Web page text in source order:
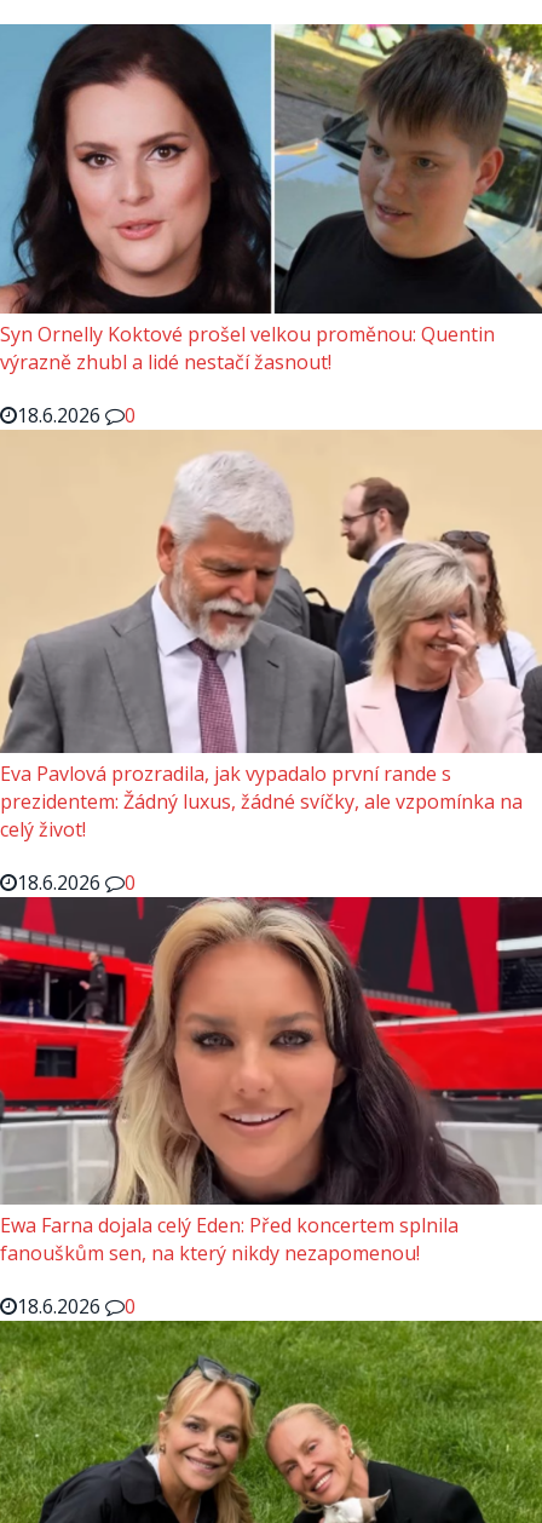
Syn Ornelly Koktové prošel velkou proměnou: Quentin
výrazně zhubl a lidé nestačí žasnout!
18.6.2026
0
Eva Pavlová prozradila, jak vypadalo první rande s
prezidentem: Žádný luxus, žádné svíčky, ale vzpomínka na
celý život!
18.6.2026
0
Ewa Farna dojala celý Eden: Před koncertem splnila
fanouškům sen, na který nikdy nezapomenou!
18.6.2026
0